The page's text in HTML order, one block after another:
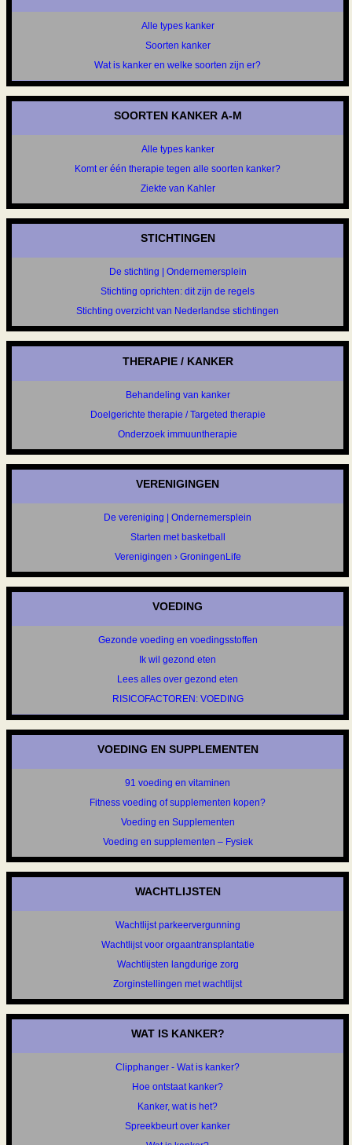
Alle types kanker
Soorten kanker
Wat is kanker en welke soorten zijn er?
SOORTEN KANKER A-M
Alle types kanker
Komt er één therapie tegen alle soorten kanker?
Ziekte van Kahler
STICHTINGEN
De stichting | Ondernemersplein
Stichting oprichten: dit zijn de regels
Stichting overzicht van Nederlandse stichtingen
THERAPIE / KANKER
Behandeling van kanker
Doelgerichte therapie / Targeted therapie
Onderzoek immuuntherapie
VERENIGINGEN
De vereniging | Ondernemersplein
Starten met basketball
Verenigingen › GroningenLife
VOEDING
Gezonde voeding en voedingsstoffen
Ik wil gezond eten
Lees alles over gezond eten
RISICOFACTOREN: VOEDING
VOEDING EN SUPPLEMENTEN
91 voeding en vitaminen
Fitness voeding of supplementen kopen?
Voeding en Supplementen
Voeding en supplementen – Fysiek
WACHTLIJSTEN
Wachtlijst parkeervergunning
Wachtlijst voor orgaantransplantatie
Wachtlijsten langdurige zorg
Zorginstellingen met wachtlijst
WAT IS KANKER?
Clipphanger - Wat is kanker?
Hoe ontstaat kanker?
Kanker, wat is het?
Spreekbeurt over kanker